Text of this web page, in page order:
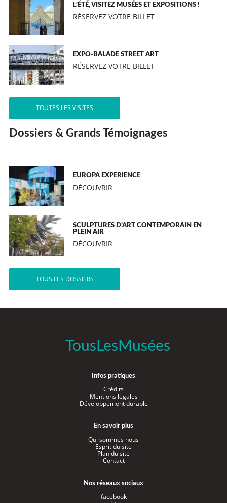
L’ÉTÉ, VISITEZ MUSÉES ET EXPOSITIONS !
RÉSERVEZ VOTRE BILLET
EXPO-BALADE STREET ART
RÉSERVEZ VOTRE BILLET
TOUTES LES VISITES
Dossiers & Grands Témoignages
EUROPA EXPERIENCE
DÉCOUVRIR
SCULPTURES D’ART CONTEMPORAIN EN
PLEIN AIR
DÉCOUVRIR
TOUS LES DOSSIERS
TousLesMusées
Infos pratiques
Crédits
Mentions légales
Développement durable
En savoir plus
Qui sommes nous
Esprit du site
Plan du site
Contact
Nos réseaux sociaux
facebook